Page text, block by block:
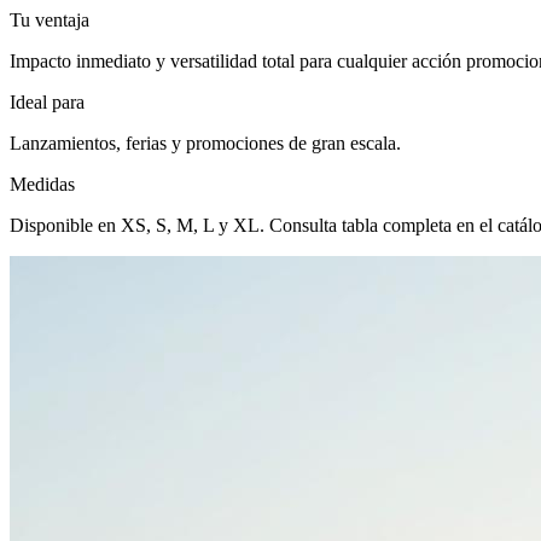
Tu ventaja
Impacto inmediato y versatilidad total para cualquier acción
Ideal para
Lanzamientos, ferias y promociones de gran escala.
Medidas
Disponible en XS, S, M, L y XL. Consulta tabla completa en el